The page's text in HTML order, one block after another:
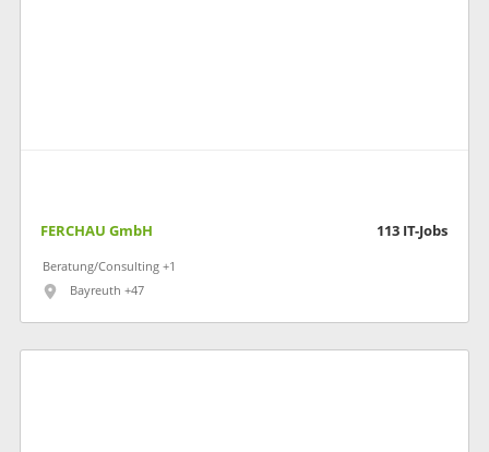
FERCHAU GmbH 113 IT-Jobs
Beratung/Consulting +1
Bayreuth +47